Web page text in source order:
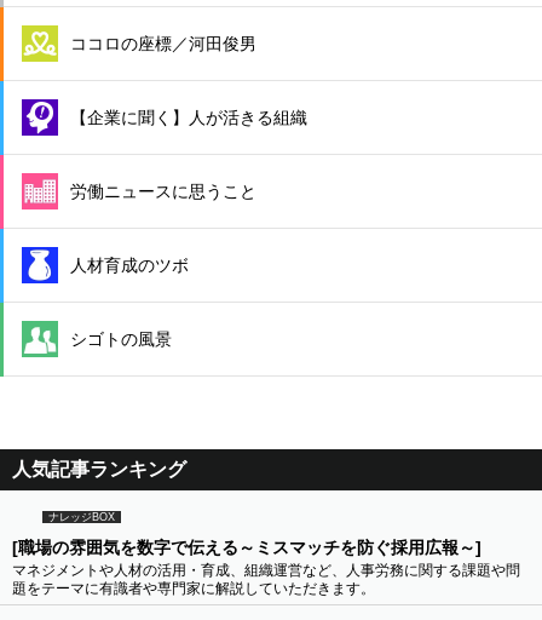
ココロの座標／河田俊男
【企業に聞く】人が活きる組織
労働ニュースに思うこと
人材育成のツボ
シゴトの風景
人気記事ランキング
ナレッジBOX
[職場の雰囲気を数字で伝える～ミスマッチを防ぐ採用広報～]
マネジメントや人材の活用・育成、組織運営など、人事労務に関する課題や問
題をテーマに有識者や専門家に解説していただきます。